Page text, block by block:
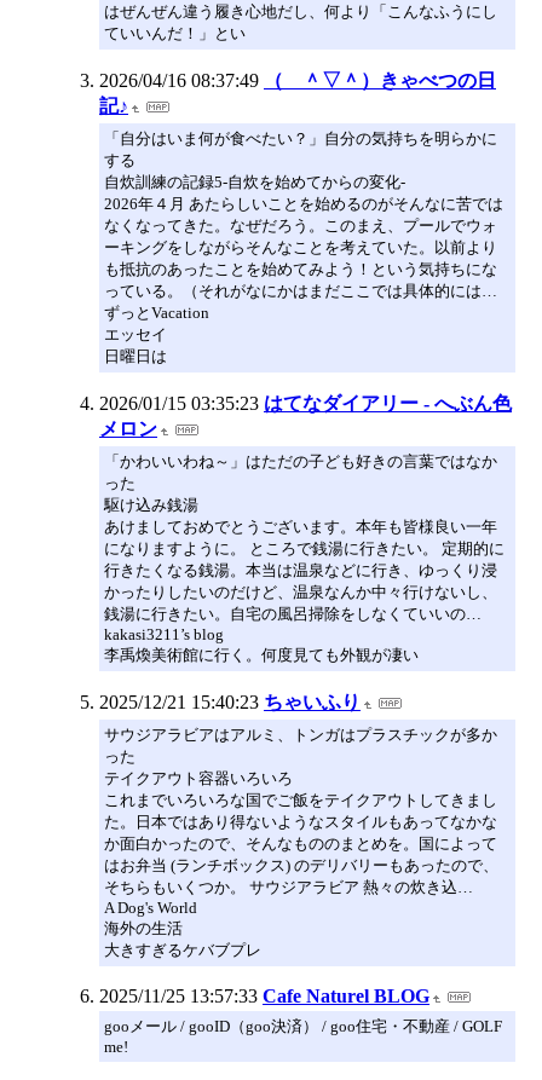
はぜんぜん違う履き心地だし、何より「こんなふうにし
ていいんだ！」とい
2026/04/16 08:37:49
（ ＾▽＾）きゃべつの日
記♪
「自分はいま何が食べたい？」自分の気持ちを明らかに
する
自炊訓練の記録5-自炊を始めてからの変化-
2026年４月 あたらしいことを始めるのがそんなに苦では
なくなってきた。なぜだろう。このまえ、プールでウォ
ーキングをしながらそんなことを考えていた。以前より
も抵抗のあったことを始めてみよう！という気持ちにな
っている。（それがなにかはまだここでは具体的には…
ずっとVacation
エッセイ
日曜日は
2026/01/15 03:35:23 はてなダイアリー - へぶん色
メロン
「かわいいわね～」はただの子ども好きの言葉ではなか
った
駆け込み銭湯
あけましておめでとうございます。本年も皆様良い一年
になりますように。 ところで銭湯に行きたい。 定期的に
行きたくなる銭湯。本当は温泉などに行き、ゆっくり浸
かったりしたいのだけど、温泉なんか中々行けないし、
銭湯に行きたい。自宅の風呂掃除をしなくていいの…
kakasi3211’s blog
李禹煥美術館に行く。何度見ても外観が凄い
2025/12/21 15:40:23 ちゃいふり
サウジアラビアはアルミ、トンガはプラスチックが多か
った
テイクアウト容器いろいろ
これまでいろいろな国でご飯をテイクアウトしてきまし
た。日本ではあり得ないようなスタイルもあってなかな
か面白かったので、そんなもののまとめを。国によって
はお弁当 (ランチボックス) のデリバリーもあったので、
そちらもいくつか。 サウジアラビア 熱々の炊き込…
A Dog's World
海外の生活
大きすぎるケバブプレ
2025/11/25 13:57:33 Cafe Naturel BLOG
gooメール / gooID（goo決済） / goo住宅・不動産 / GOLF
me!